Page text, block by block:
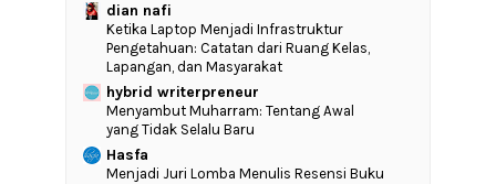
dian nafi
Ketika Laptop Menjadi Infrastruktur
Pengetahuan: Catatan dari Ruang Kelas,
Lapangan, dan Masyarakat
hybrid writerpreneur
Menyambut Muharram: Tentang Awal
yang Tidak Selalu Baru
Hasfa
Menjadi Juri Lomba Menulis Resensi Buku